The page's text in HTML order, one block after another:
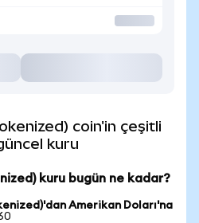
coin'in çeşitli
kuru
kuru bugün ne kadar?
Amerikan Doları'na